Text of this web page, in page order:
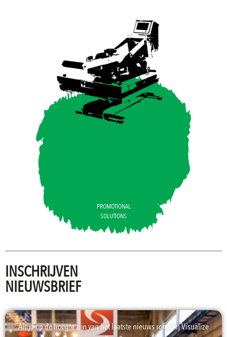
PROMOTIONAL
SOLUTIONS
INSCHRIJVEN
NIEUWSBRIEF
Altijd op de hoogte zijn van het laatste nieuws rondom Visualize